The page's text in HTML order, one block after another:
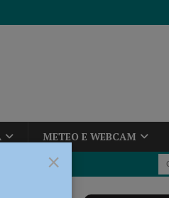
METEO E WEBCAM
×